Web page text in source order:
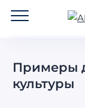
Примеры
культуры